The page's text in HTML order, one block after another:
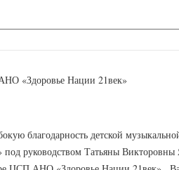
«Здоровье Нации 21век»
благодарность детской
руководством Татьяны